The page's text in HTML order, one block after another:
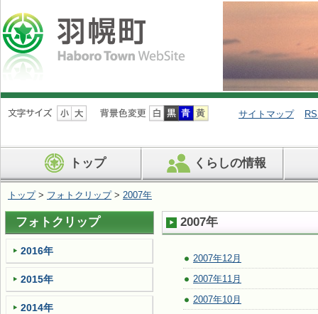
ナ
ビ
ン
を
ば
す
サイトマップ
トップ くらしの情報
トップ> フォトクリップ> 2007年
2007年
2007年12月
2007年11月
2007年10月
フォトクリップ
2016年
2015年
2014年